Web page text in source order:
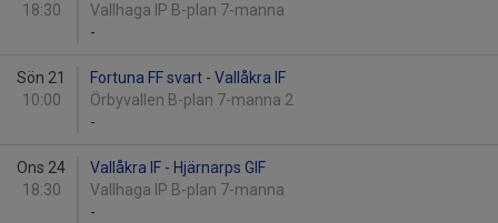
18:30
Vallhaga IP B-plan 7-manna
-
Sön 21
10:00
Fortuna FF svart - Vallåkra IF
Örbyvallen B-plan 7-manna 2
-
Ons 24
18:30
Vallåkra IF - Hjärnarps GIF
Vallhaga IP B-plan 7-manna
-